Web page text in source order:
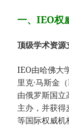
一、IEO权
顶级学术资源
IEO由哈佛大
里克·马斯金
由俄罗斯国立
主办，并获
等国际权威机